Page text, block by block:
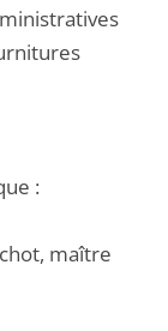
:
maître